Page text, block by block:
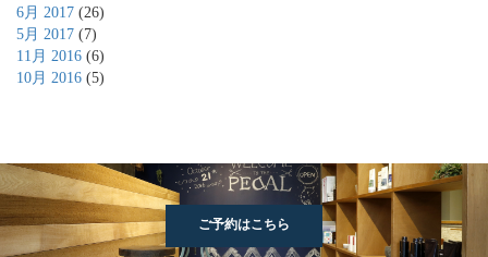
6月 2017 (26)
5月 2017 (7)
11月 2016 (6)
10月 2016 (5)
ご予約はこちら